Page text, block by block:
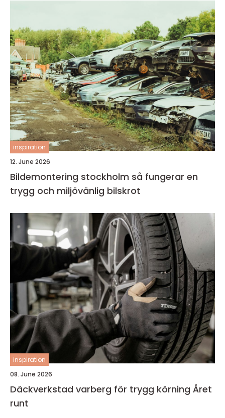
inspiration
12. June 2026
Bildemontering stockholm så fungerar en
trygg och miljövänlig bilskrot
inspiration
08. June 2026
Däckverkstad varberg för trygg körning Året
runt